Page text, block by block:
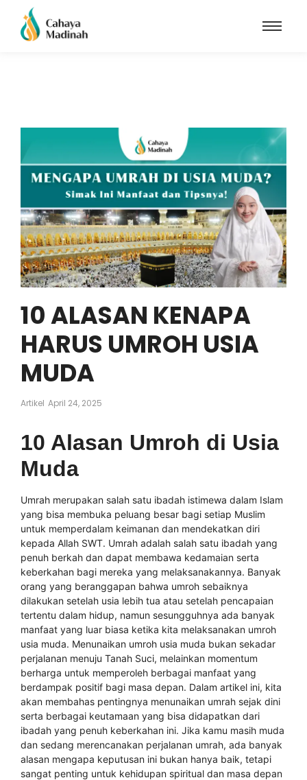
10 ALASAN KENAPA
HARUS UMROH USIA
MUDA
Artikel April 24, 2025
10 Alasan Umroh di Usia
Muda
Umrah merupakan salah satu ibadah istimewa dalam Islam
yang bisa membuka peluang besar bagi setiap Muslim
untuk memperdalam keimanan dan mendekatkan diri
kepada Allah SWT. Umrah adalah salah satu ibadah yang
penuh berkah dan dapat membawa kedamaian serta
keberkahan bagi mereka yang melaksanakannya. Banyak
orang yang beranggapan bahwa umroh sebaiknya
dilakukan setelah usia lebih tua atau setelah pencapaian
tertentu dalam hidup, namun sesungguhnya ada banyak
manfaat yang luar biasa ketika kita melaksanakan umroh
usia muda. Menunaikan umroh usia muda bukan sekadar
perjalanan menuju Tanah Suci, melainkan momentum
berharga untuk memperoleh berbagai manfaat yang
berdampak positif bagi masa depan. Dalam artikel ini, kita
akan membahas pentingnya menunaikan umrah sejak dini
serta berbagai keutamaan yang bisa didapatkan dari
ibadah yang penuh keberkahan ini. Jika kamu masih muda
dan sedang merencanakan perjalanan umrah, ada banyak
alasan mengapa keputusan ini bukan hanya baik, tetapi
sangat penting untuk kehidupan spiritual dan masa depan